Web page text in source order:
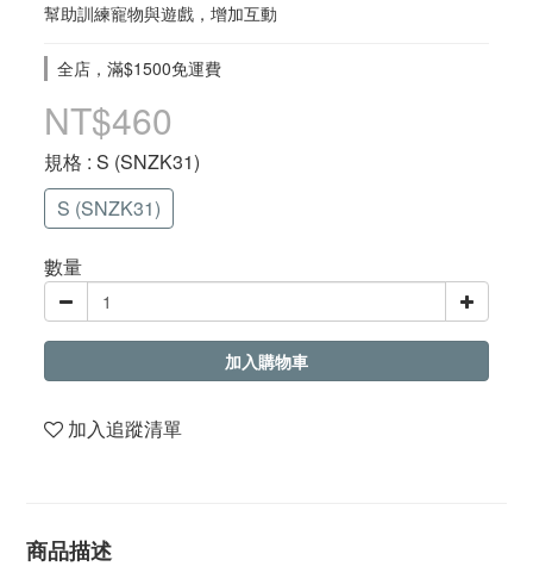
幫助訓練寵物與遊戲，增加互動
全店，滿$1500免運費
NT$460
規格 : S (SNZK31)
S (SNZK31)
數量
加入購物車
加入追蹤清單
商品描述